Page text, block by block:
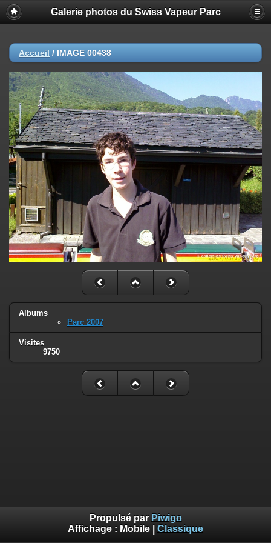
Galerie photos du Swiss Vapeur Parc
Accueil / IMAGE 00438
Albums
Parc 2007
Visites
9750
Propulsé par Piwigo
Affichage : Mobile Classique